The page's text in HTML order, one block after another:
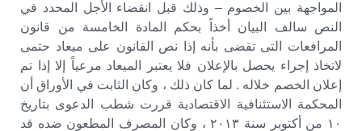
المواجهة بين الخصوم – وذلك قبل انقضاء الأجل المحدد في
النص سالف البيان أخذاً بحكم المادة الخامسة من قانون
المرافعات التى تقضى بأنه إذا نص القانون على ميعاد حتمى
لاتخاذ إجراء يحصل بالإعلان فلا يعتبر الميعاد مرعياً إلا إذا تم
إعلان الخصم خلاله . لما كان ذلك ، وكان الثابت في الأوراق أن
المحكمة الاستئنافية الاقتصادية قررت شطب الدعوى بتاريخ
١٠ من أكتوبر سنة ٢٠١٣ ، وكان المصرف المطعون ضده قد